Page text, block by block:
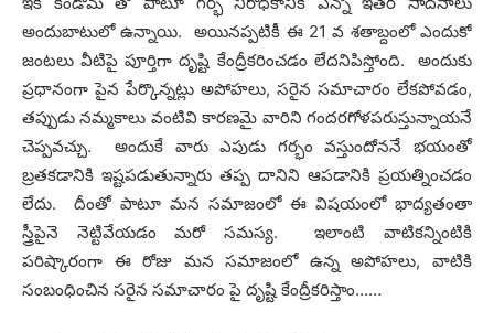
అందుబాటులో ఉన్నాయి. అయినప్పటికీ ఈ 21 వ శతాబ్దంలో ఎందుకో
జంటలు వీటిపై పూర్తిగా దృష్టి కేంద్రీకరించడం లేదనిపిస్తోంది. అందుకు
ప్రధానంగా పైన పేర్కొన్నట్లు అపోహలు, సరైన సమాచారం లేకపోవడం,
తప్పుడు నమ్మకాలు వంటివి కారణమై వారిని గందరగోళపరుస్తున్నాయనే
చెప్పవచ్చు. అందుకే వారు ఎపుడు గర్భం వస్తుందోననే భయంతో
బ్రతకడానికి ఇష్టపడుతున్నారు తప్ప దానిని ఆపడానికి ప్రయత్నించడం
లేదు. దీంతో పాటూ మన సమాజంలో ఈ విషయంలో భాద్యతంతా
స్త్రీపైనె నెట్టివేయడం మరో సమస్య. ఇలాంటి వాటికన్నింటికి
పరిష్కారంగా ఈ రోజు మన సమాజంలో ఉన్న అపోహలు, వాటికి
సంబంధించిన సరైన సమాచారం పై దృష్టి కేంద్రీకరిస్తాం……